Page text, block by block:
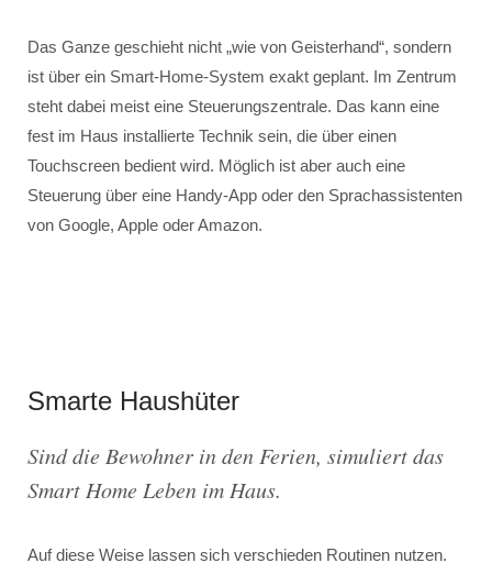
Das Ganze geschieht nicht „wie von Geisterhand“, sondern
ist über ein Smart-Home-System exakt geplant. Im Zentrum
steht dabei meist eine Steuerungszentrale. Das kann eine
fest im Haus installierte Technik sein, die über einen
Touchscreen bedient wird. Möglich ist aber auch eine
Steuerung über eine Handy-App oder den Sprachassistenten
von Google, Apple oder Amazon.
Smarte Haushüter
Sind die Bewohner in den Ferien, simuliert das
Smart Home Leben im Haus.
Auf diese Weise lassen sich verschieden Routinen nutzen.